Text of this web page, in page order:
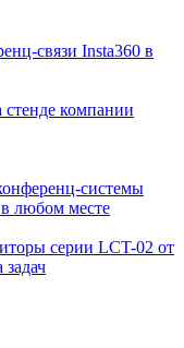
связи Insta360 в
компании
системы
любом месте
серии LCT-02 от